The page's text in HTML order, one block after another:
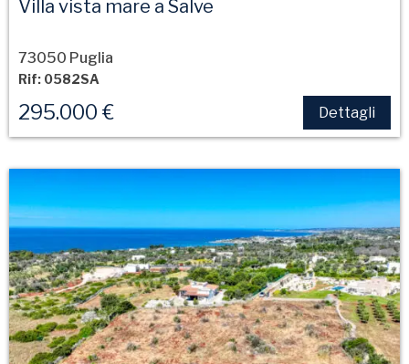
Villa vista mare a Salve
73050 Puglia
Rif: 0582SA
295.000 € Dettagli